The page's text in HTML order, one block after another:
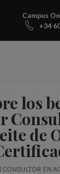
Campus
+34
los
de
| CONSULTOR EN